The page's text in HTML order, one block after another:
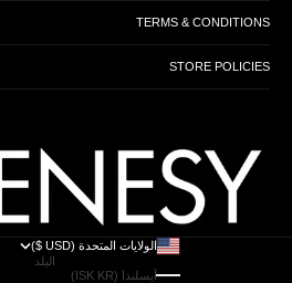
TERMS & CONDITIONS
STORE POLICIES
الولايات المتحدة (USD $)
البلد
آيسلندا (ISK KR)